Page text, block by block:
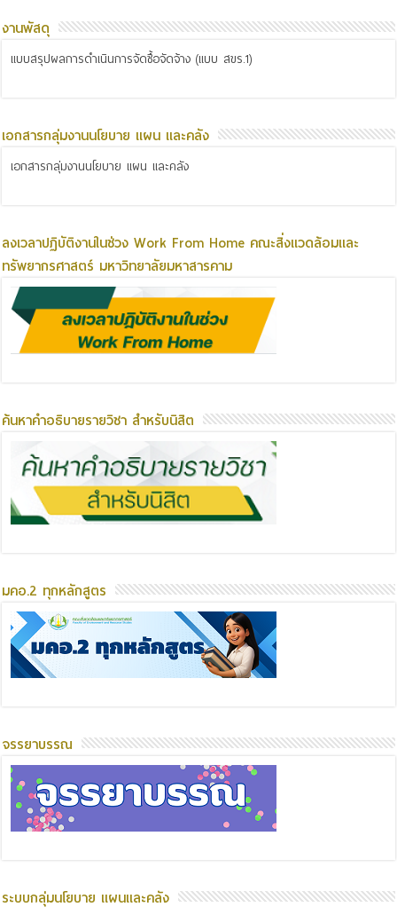
งานพัสดุ
แบบสรุปผลการดำเนินการจัดซื้อจัดจ้าง (แบบ สขร.1)
เอกสารกลุ่มงานนโยบาย แผน และคลัง
เอกสารกลุ่มงานนโยบาย แผน และคลัง
ลงเวลาปฏิบัติงานในช่วง Work From Home คณะสิ่งแวดล้อมและ
ทรัพยากรศาสตร์ มหาวิทยาลัยมหาสารคาม
ค้นหาคำอธิบายรายวิชา สำหรับนิสิต
มคอ.2 ทุกหลักสูตร
จรรยาบรรณ
ระบบกลุ่มนโยบาย แผนและคลัง